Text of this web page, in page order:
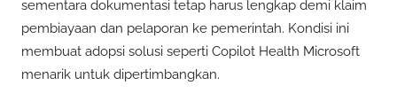
sementara dokumentasi tetap harus lengkap demi klaim
pembiayaan dan pelaporan ke pemerintah. Kondisi ini
membuat adopsi solusi seperti Copilot Health Microsoft
menarik untuk dipertimbangkan.